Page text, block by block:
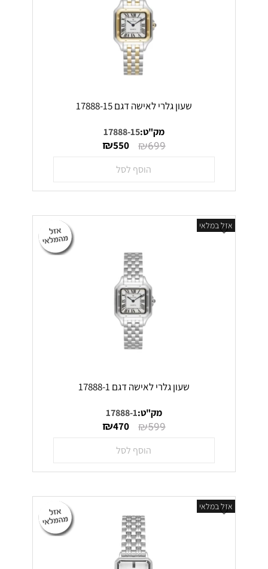
שעון גלרי לאישה דגם 17888-15
מק"ט:17888-15
₪699
₪550
הוסף לסל
אזל במלאי
שעון גלרי לאישה דגם 17888-1
מק"ט:17888-1
₪599
₪470
הוסף לסל
אזל במלאי